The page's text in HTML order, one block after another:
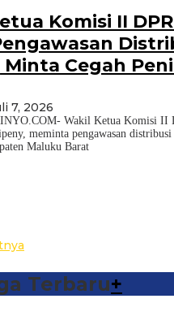
Komisi II
Minta Cegah
7, 2026
Wakil Ketua Komisi II
meminta pengawasan
Maluku Barat
Terbaru+